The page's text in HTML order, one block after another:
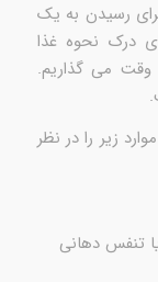
رسیدن به یک
درک نحوه غذا
می گذاریم.
زیر را در نظر
تنفس دهانی